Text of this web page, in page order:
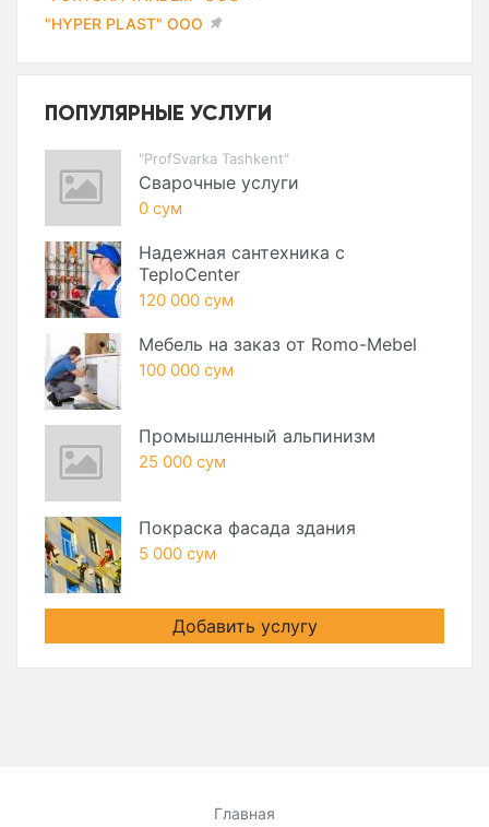
"HYPER PLAST" ООО
ПОПУЛЯРНЫЕ УСЛУГИ
"ProfSvarka Tashkent"
Сварочные услуги
0 сум
Надежная сантехника с
TeploCenter
120 000 сум
Мебель на заказ от Romo-Mebel
100 000 сум
Промышленный альпинизм
25 000 сум
Покраска фасада здания
5 000 сум
Добавить услугу
Главная